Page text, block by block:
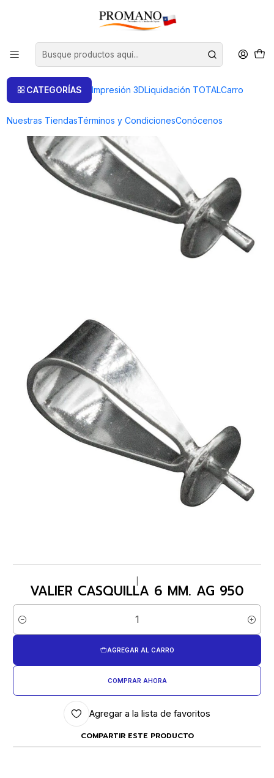
CATEGORÍAS Impresión 3DLiquidación TOTALCarro
Nuestras TiendasTérminos y CondicionesConócenos
Productos de Plata
VALIER CASQUILLA 6 MM. AG 950
VALIER CASQUILLA 6 MM. AG 950
Cantidad
AGREGAR AL CARRO
COMPRAR AHORA
Agregar a la lista de favoritos
COMPARTIR ESTE PRODUCTO